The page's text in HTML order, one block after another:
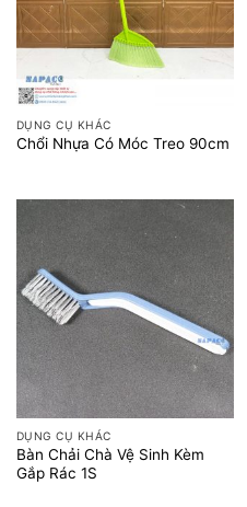
DỤNG CỤ KHÁC
Chổi Nhựa Có Móc Treo 90cm
DỤNG CỤ KHÁC
Bàn Chải Chà Vệ Sinh Kèm
Gắp Rác 1S